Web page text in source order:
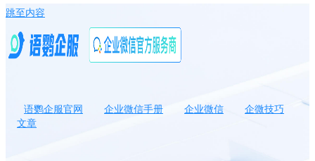
跳至内容
语鹦企服官网 企业微信手册 企业微信
企微技巧
文章